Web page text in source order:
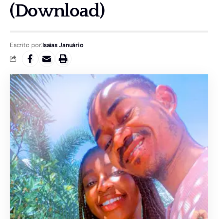
(Download)
Escrito por:Isaías Januário